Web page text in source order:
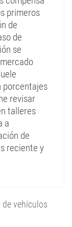
primeros
de
de
se
porcentajes
revisar
talleres
a
de
reciente y